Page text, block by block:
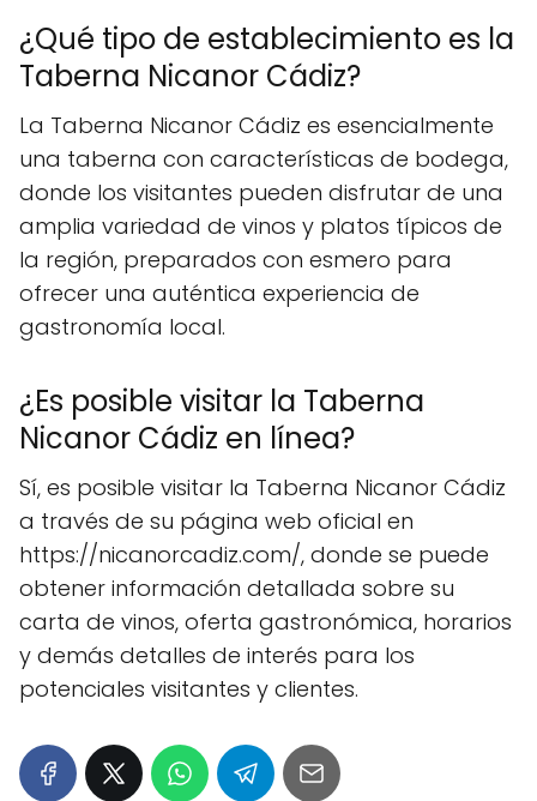
¿Qué tipo de establecimiento es la
Taberna Nicanor Cádiz?
La Taberna Nicanor Cádiz es esencialmente
una taberna con características de bodega,
donde los visitantes pueden disfrutar de una
amplia variedad de vinos y platos típicos de
la región, preparados con esmero para
ofrecer una auténtica experiencia de
gastronomía local.
¿Es posible visitar la Taberna
Nicanor Cádiz en línea?
Sí, es posible visitar la Taberna Nicanor Cádiz
a través de su página web oficial en
https://nicanorcadiz.com/, donde se puede
obtener información detallada sobre su
carta de vinos, oferta gastronómica, horarios
y demás detalles de interés para los
potenciales visitantes y clientes.